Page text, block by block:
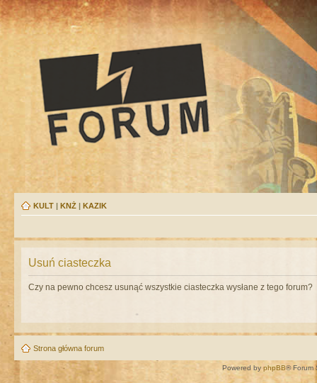
KULT | KNŻ | KAZIK
Usuń ciasteczka
Czy na pewno chcesz usunąć wszystkie ciasteczka wysłane z tego forum?
Strona główna forum
Powered by phpBB® Forum